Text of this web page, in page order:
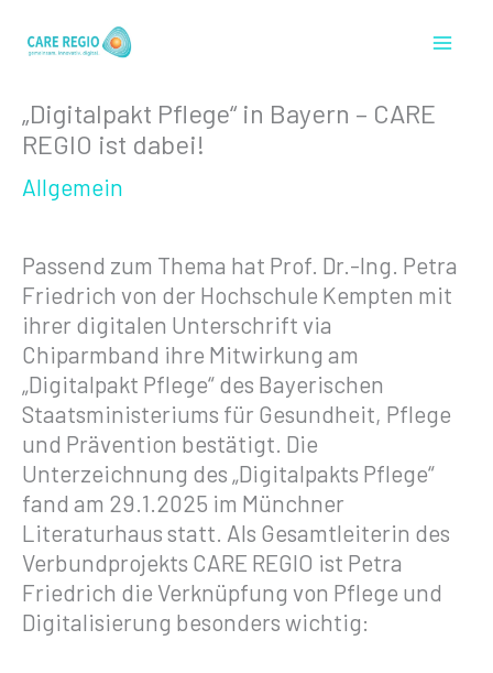
Inhalt
„Digitalpakt Pflege“ in Bayern – CARE
REGIO ist dabei!
Allgemein
Passend zum Thema hat Prof. Dr.-Ing. Petra
Friedrich von der Hochschule Kempten mit
ihrer digitalen Unterschrift via
Chiparmband ihre Mitwirkung am
„Digitalpakt Pflege“ des Bayerischen
Staatsministeriums für Gesundheit, Pflege
und Prävention bestätigt. Die
Unterzeichnung des „Digitalpakts Pflege“
fand am 29.1.2025 im Münchner
Literaturhaus statt. Als Gesamtleiterin des
Verbundprojekts CARE REGIO ist Petra
Friedrich die Verknüpfung von Pflege und
Digitalisierung besonders wichtig: